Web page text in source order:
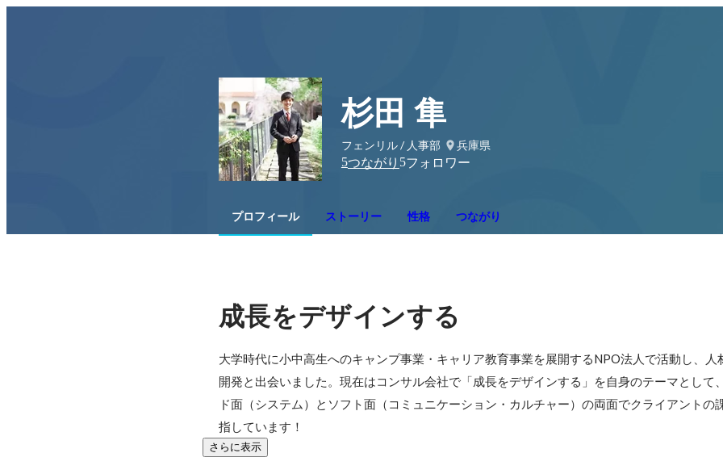
杉田 隼
フェンリル / 人事部
兵庫県
5つながり 5フォロワー
プロフィール ストーリー 性格 つながり
成長をデザインする
大学時代に小中高生へのキャンプ事業・キャリア教育事業を展開するNPO法人で活動し、人
開発と出会いました。現在はコンサル会社で「成長をデザインする」を自身のテーマとして
ド面（システム）とソフト面（コミュニケーション・カルチャー）の両面でクライアントの
指しています！
さらに表示